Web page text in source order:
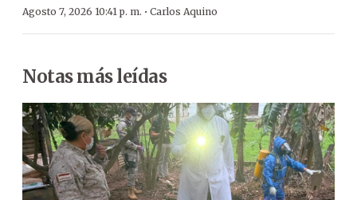
Agosto 7, 2026 10:41 p. m. · Carlos Aquino
Notas más leídas